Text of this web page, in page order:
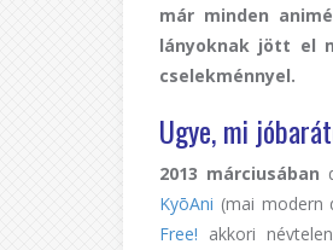
már minden
lányoknak jött el
cselekménnyel.
Ugye, mi
2013 márciusában
KyōAni (mai modern
Free! akkori